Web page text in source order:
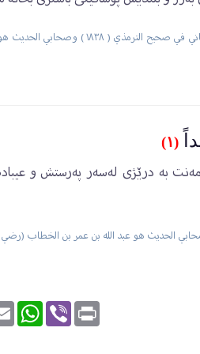
أخرجه أبو داود ٤ / ٤١ ، وانظر صحيح أبي داود ٢ / ٧٦٠
(١)
بە درێژی لەسەر پەرستش و
Viber Print